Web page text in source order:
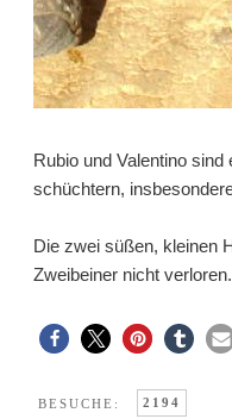
Rubio und Valentino
schüchtern,
Die zwei süßen, kleinen
Zweibeiner nicht
BESUCHE: 2194